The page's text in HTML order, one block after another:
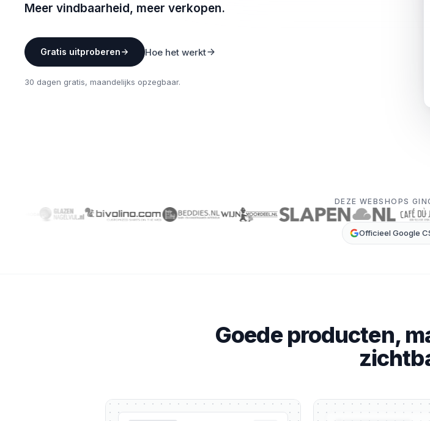
Meer vindbaarheid, meer verkopen.
Gratis uitproberen Hoe het werkt
30 dagen gratis, maandelijks opzegbaar.
DEZE WEBSHOPS
Officieel Google
Goede producten,